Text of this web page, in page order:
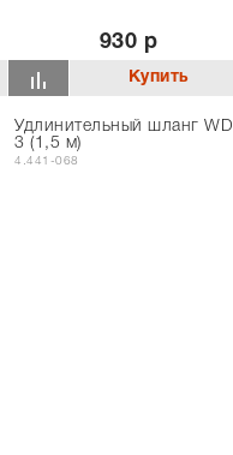
930 р
Удлинительный шланг WD
3 (1,5 м)
4.441-068